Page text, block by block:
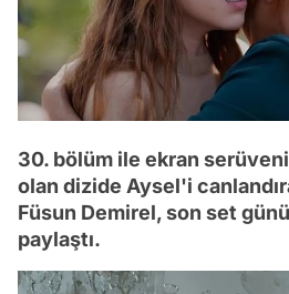
30. bölüm ile ekran
olan dizide Aysel'i
Füsun Demirel, son set
paylaştı.